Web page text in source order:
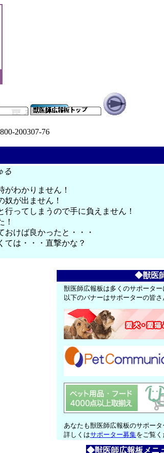
200307-76
る
わかりません！
が出ません！
ってしまうので手に負えません！
！
けば良かったと・・・
ては・・・直撃かな？
◆獣医
獣医師広報板は多くのサポーター
以下のバナーはサポーターの皆
あなたも獣医師広報板のサポータ
詳しくはサポーター募集をご覧く
◆獣医師広報板メニ